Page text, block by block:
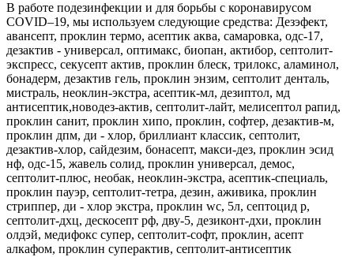
В работе подезинфекции и для борьбы с коронавирусом
COVID–19, мы используем следующие средства: Дезэфект,
авансепт, проклин термо, асептик аква, самаровка, одс-17,
дезактив - универсал, оптимакс, биопан, актибор, септолит-
экспресс, секусепт актив, проклин блеск, трилокс, аламинол,
бонадерм, дезактив гель, проклин энзим, септолит денталь,
мистраль, неоклин-экстра, асептик-мл, дезиптол, мд
антисептик,новодез-актив, септолит-лайт, мелисептол рапид,
проклин санит, проклин хипо, проклин, софтер, дезактив-м,
проклин дпм, ди - хлор, бриллиант классик, септолит,
дезактив-хлор, сайдезим, бонасепт, макси-дез, проклин эсид
нф, одс-15, жавель солид, проклин универсал, демос,
септолит-плюс, необак, неоклин-экстра, асептик-специаль,
проклин пауэр, септолит-тетра, дезин, аживика, проклин
стриппер, ди - хлор экстра, проклин wc, 5л, септоцид р,
септолит-дхц, дескосепт рф, дву-5, дезиконт-дхи, проклин
олдэй, медифокс супер, септолит-софт, проклин, асепт
алкафом, проклин суперактив, септолит-антисептик